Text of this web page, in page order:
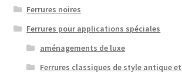
Ferrures noires
Ferrures pour applications spéciales
aménagements de luxe
Ferrures classiques de style antique